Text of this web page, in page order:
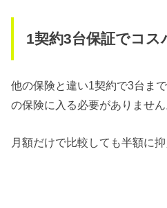
1契約3台保証でコス
他の保険と違い1契約で3台ま
の保険に入る必要がありません
月額だけで比較しても半額に